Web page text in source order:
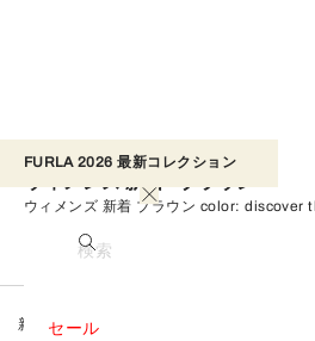
FURLA 2026 最新コレクション​
検索
セール
すべて見る
すべて見る
すべて見る
すべて見る
すべて見る
すべて見る
すべて見る
すべて見る
FURLA TONIE
カテゴリー別
すべて見る
財布と革小物
すべて見る
アクセサリー
すべて見る
すべて見る
すべて見る
すべて見る
セール
ウィメンズ 新着 ブラウン color:
perfect product for you, and shop on the
新着 ウィメンズ 新着